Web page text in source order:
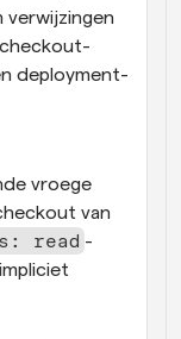
verwijzingen
deployment-
vroege
van
read -